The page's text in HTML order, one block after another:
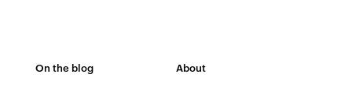
On the blog About